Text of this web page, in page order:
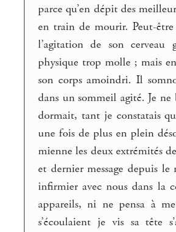
parce qu’en dépit des
en train de mourir. Peut-
l’agitation de son
physique trop molle ; mais
son corps amoindri. Il
dans un sommeil agité. Je
dormait, tant je constatais
une fois de plus en plein
mienne les deux extrémités
et dernier message depuis
infirmier avec nous dans la
appareils, ni ne pensa à
s’écoulaient je vis sa tête